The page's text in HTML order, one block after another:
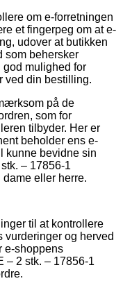
om e-forretningen
et fingerpeg om at e-
udover at butikken
som behersker
god mulighed for
ved din bestilling.
på de
som for
tilbyder. Her er
beholder ens e-
kunne bevidne sin
– 17856-1
eller herre.
til at kontrollere
og herved
e-shoppens
– 2 stk. – 17856-1